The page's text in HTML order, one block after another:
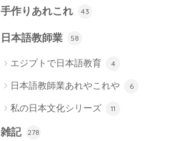
手作りあれこれ 43
日本語教師業 58
エジプトで日本語教育 4
日本語教師業あれやこれや 6
私の日本文化シリーズ 11
雑記 278